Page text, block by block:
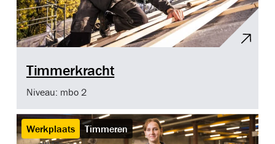
Timmerkracht
Niveau: mbo 2
Werkplaats Timmeren